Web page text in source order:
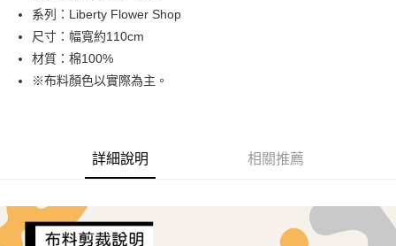
街口支付
Google Pay
AFTEE先享後付
１．簡單：不需註冊會員、不需綁卡、不需儲值。
３．安心：先確認商品／服務後，再付款。
【「AFTEE先享後付」結帳流程】
全家取貨付款
每筆NT$65，滿NT$1,500(含以上)免運費
系列：Liberty Flower Shop
尺寸：幅寬約110cm
材質：棉100%
※布料顏色以實際為主。
詳細說明 相關推薦